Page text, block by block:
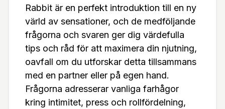
Rabbit är en perfekt introduktion till en ny
värld av sensationer, och de medföljande
frågorna och svaren ger dig värdefulla
tips och råd för att maximera din njutning,
oavfall om du utforskar detta tillsammans
med en partner eller på egen hand.
Frågorna adresserar vanliga farhågor
kring intimitet, press och rollfördelning,